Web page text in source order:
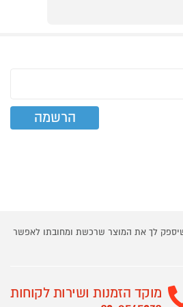
לך את המוצר שרכשת ומחובתו לאפשר
מוקד הזמנות ושירות לקוחות